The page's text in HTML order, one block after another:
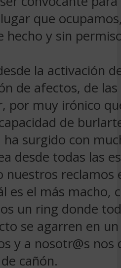
que
hecho y sin
la activación
de afectos, de
por muy irónico
de
surgido con
desde todas las
nuestros reclamos
es el más macho,
un ring donde
se agarren en
y a nosotr@s nos
cañón.